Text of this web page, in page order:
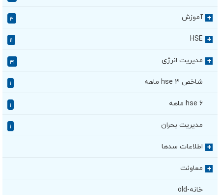
+ آموزش ۳
+
HSE
+ مدیریت انرژی ۴۱
شاخص hse ۳ ماهه
hse ۶ ماهه
مدیریت بحران
+ اطلاعات سدها
+ معاونت
خانه-old